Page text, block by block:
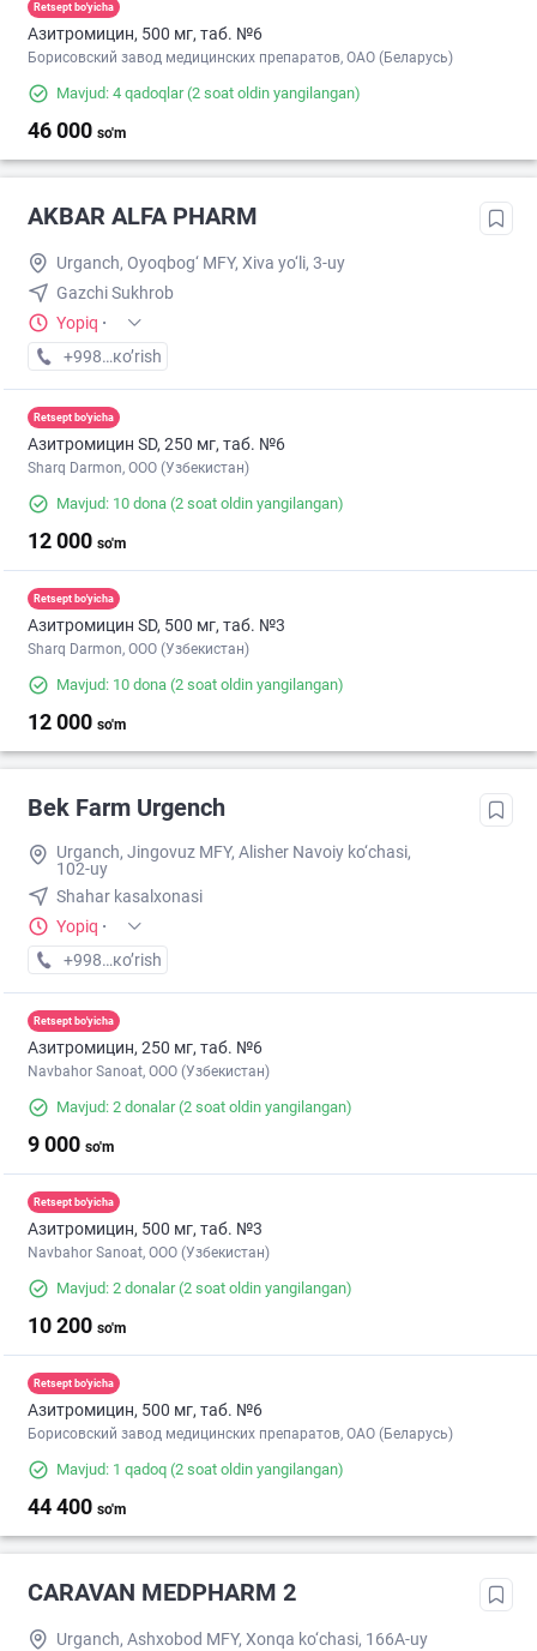
Retsept bo'yicha
Азитромицин, 500 мг, таб. №6
Борисовский завод медицинских препаратов, ОАО (Беларусь)
Mavjud: 4 qadoqlar(2 soat oldin yangilangan)
46 000 so'm
AKBAR ALFA PHARM
Urganch, Oyoqbog‘ MFY, Xiva yo‘li, 3-uy
Gazchi Sukhrob
Yopiq ·
+998 (99) XXX-XX-XX
кo’rish
Retsept bo'yicha
Азитромицин SD, 250 мг, таб. №6
Sharq Darmon, OOO (Узбекистан)
Mavjud: 10 dona (2 soat oldin yangilangan)
12 000 so'm
Retsept bo'yicha
Азитромицин SD, 500 мг, таб. №3
Sharq Darmon, OOO (Узбекистан)
Mavjud: 10 dona (2 soat oldin yangilangan)
12 000 so'm
Bek Farm Urgench
Urganch, Jingovuz MFY, Alisher Navoiy ko‘chasi,
102-uy
Shahar kasalxonasi
Yopiq ·
+998 (99) XXX-XX-XX
кo’rish
Retsept bo'yicha
Азитромицин, 250 мг, таб. №6
Navbahor Sanoat, ООО (Узбекистан)
Mavjud: 2 donalar(2 soat oldin yangilangan)
9 000 so'm
Retsept bo'yicha
Азитромицин, 500 мг, таб. №3
Navbahor Sanoat, ООО (Узбекистан)
Mavjud: 2 donalar(2 soat oldin yangilangan)
10 200 so'm
Retsept bo'yicha
Азитромицин, 500 мг, таб. №6
Борисовский завод медицинских препаратов, ОАО (Беларусь)
Mavjud: 1 qadoq (2 soat oldin yangilangan)
44 400 so'm
CARAVAN MEDPHARM 2
Urganch, Ashxobod MFY, Xonqa ko‘chasi, 166A-uy